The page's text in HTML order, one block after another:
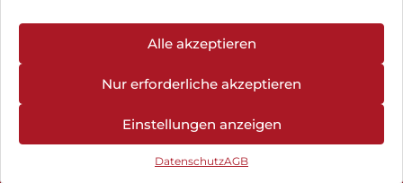
Alle akzeptieren
Nur erforderliche akzeptieren
Einstellungen anzeigen
DatenschutzAGB
Hinweis zur Batterieentsorgung
Newsletter
, Brodos AG – All Rights Reserved.